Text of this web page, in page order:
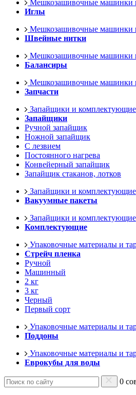
Мешкозашивочные машинки
Иглы
Мешкозашивочные машинки
Швейные нитки
Мешкозашивочные машинки
Балансиры
Мешкозашивочные машинки
Запчасти
Запайщики и комплектующие
Запайщики
Ручной запайщик
Ножной запайщик
С лезвием
Постоянного нагрева
Конвейерный запайщик
Запайщик стаканов, лотков
Запайщики и комплектующие
Вакуумные пакеты
Запайщики и комплектующие
Комплектующие
Упаковочные материалы и
Стрейч пленка
Ручной
Машинный
2 кг
3 кг
Черный
Первый сорт
Упаковочные материалы и
Поддоны
Упаковочные материалы и
Еврокубы для воды
0